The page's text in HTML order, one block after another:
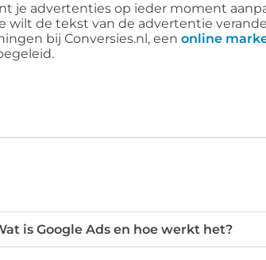
je advertenties op ieder moment
wilt de tekst van de advertentie
bij Conversies.nl, een online
is Google Ads en hoe werkt het?